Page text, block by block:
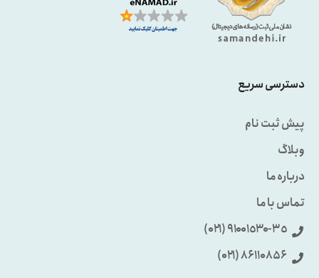
دسترسی سریع
پیش ثبت نام
وبلاگ
درباره ما
تماس با ما
٩۱۰۰۱٥۳۰-۳٥ (۰۲۱)
86110856 (۰۲۱)